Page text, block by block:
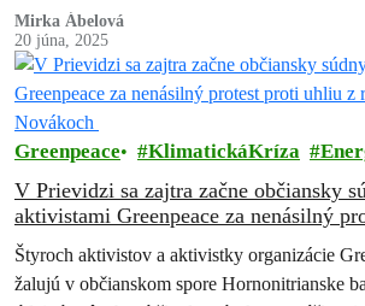
musia…
Mirka Ábelová
20 júna, 2025
Greenpeace KlimatickáKríza
V Prievidzi sa zajtra začne občiansky
aktivistami Greenpeace za nenásilný
roku 2018 v Novákoch
Štyroch aktivistov a aktivistky organizácie
žalujú v občianskom spore Hornonitrianske